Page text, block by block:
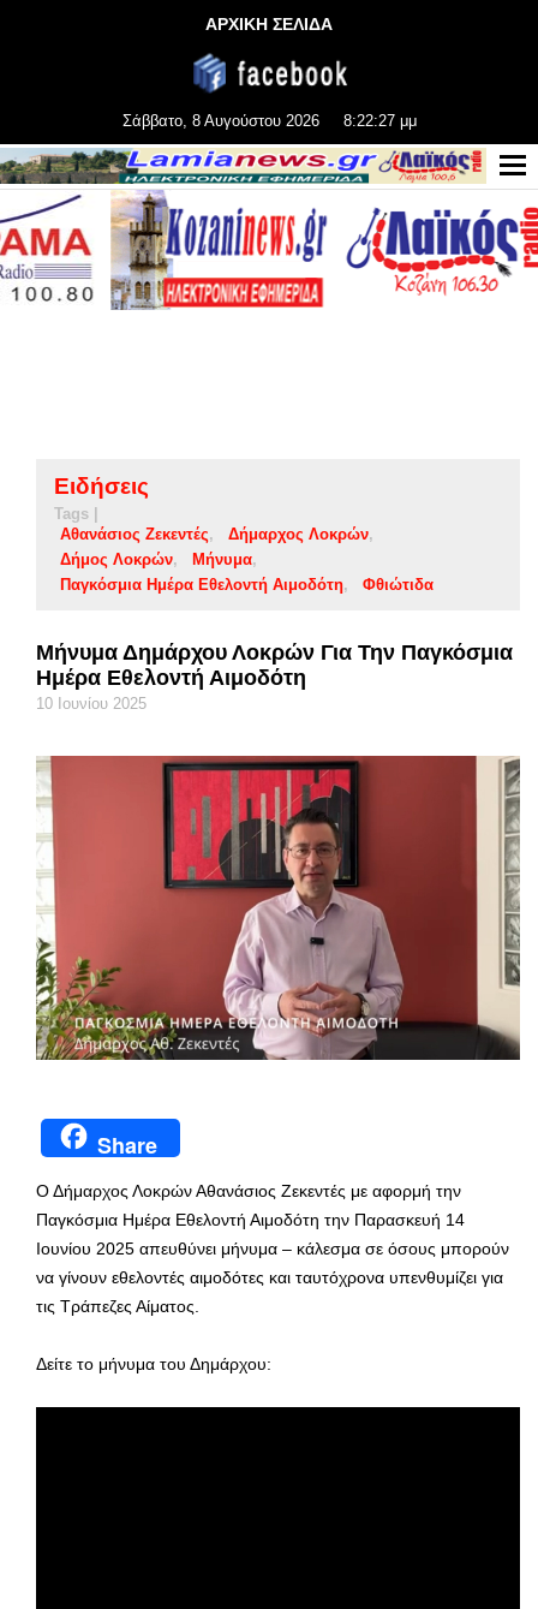
ΑΡΧΙΚΗ ΣΕΛΙΔΑ
Σάββατο, 8 Αυγούστου 2026 8:22:28 μμ
Ειδήσεις
Tags |
Αθανάσιος Ζεκεντές
Δήμαρχος Λοκρών
Δήμος Λοκρών
Μήνυμα
Παγκόσμια Ημέρα Εθελοντή Αιμοδότη
Φθιώτιδα
Μήνυμα Δημάρχου Λοκρών Για Την Παγκόσμια
Ημέρα Εθελοντή Αιμοδότη
10 Ιουνίου 2025
Share
Ο Δήμαρχος Λοκρών Αθανάσιος Ζεκεντές με αφορμή την
Παγκόσμια Ημέρα Εθελοντή Αιμοδότη την Παρασκευή 14
Ιουνίου 2025 απευθύνει μήνυμα – κάλεσμα σε όσους μπορούν
να γίνουν εθελοντές αιμοδότες και ταυτόχρονα υπενθυμίζει για
τις Τράπεζες Αίματος.
Δείτε το μήνυμα του Δημάρχου: